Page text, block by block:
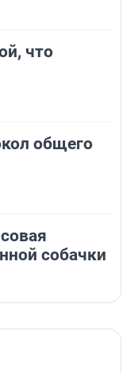
что
общего
собачки